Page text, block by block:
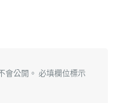
會公開。 必填欄位標示